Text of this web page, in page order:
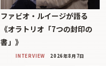
ファビオ・ルイージが語る
《オラトリオ「7つの封印の
書」》
INTERVIEW 2026年8月7日